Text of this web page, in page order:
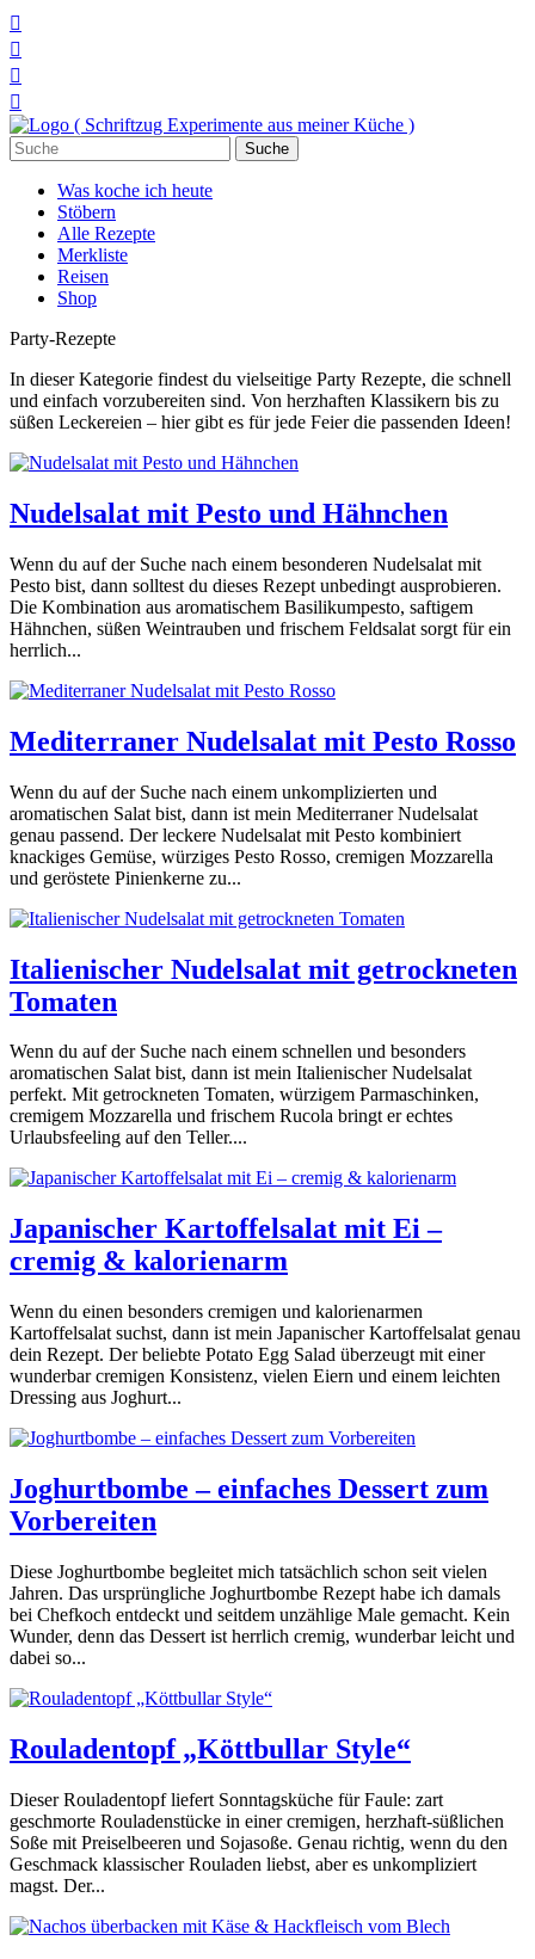




Suchen
nach:
Was koche ich heute
Stöbern
Alle Rezepte
Merkliste
Reisen
Shop
Party-Rezepte
In dieser Kategorie findest du vielseitige Party Rezepte, die schnell
und einfach vorzubereiten sind. Von herzhaften Klassikern bis zu
süßen Leckereien – hier gibt es für jede Feier die passenden Ideen!
Nudelsalat mit Pesto und Hähnchen
Wenn du auf der Suche nach einem besonderen Nudelsalat mit
Pesto bist, dann solltest du dieses Rezept unbedingt ausprobieren.
Die Kombination aus aromatischem Basilikumpesto, saftigem
Hähnchen, süßen Weintrauben und frischem Feldsalat sorgt für ein
herrlich...
Mediterraner Nudelsalat mit Pesto Rosso
Wenn du auf der Suche nach einem unkomplizierten und
aromatischen Salat bist, dann ist mein Mediterraner Nudelsalat
genau passend. Der leckere Nudelsalat mit Pesto kombiniert
knackiges Gemüse, würziges Pesto Rosso, cremigen Mozzarella
und geröstete Pinienkerne zu...
Italienischer Nudelsalat mit getrockneten
Tomaten
Wenn du auf der Suche nach einem schnellen und besonders
aromatischen Salat bist, dann ist mein Italienischer Nudelsalat
perfekt. Mit getrockneten Tomaten, würzigem Parmaschinken,
cremigem Mozzarella und frischem Rucola bringt er echtes
Urlaubsfeeling auf den Teller....
Japanischer Kartoffelsalat mit Ei –
cremig & kalorienarm
Wenn du einen besonders cremigen und kalorienarmen
Kartoffelsalat suchst, dann ist mein Japanischer Kartoffelsalat genau
dein Rezept. Der beliebte Potato Egg Salad überzeugt mit einer
wunderbar cremigen Konsistenz, vielen Eiern und einem leichten
Dressing aus Joghurt...
Joghurtbombe – einfaches Dessert zum
Vorbereiten
Diese Joghurtbombe begleitet mich tatsächlich schon seit vielen
Jahren. Das ursprüngliche Joghurtbombe Rezept habe ich damals
bei Chefkoch entdeckt und seitdem unzählige Male gemacht. Kein
Wunder, denn das Dessert ist herrlich cremig, wunderbar leicht und
dabei so...
Rouladentopf „Köttbullar Style“
Dieser Rouladentopf liefert Sonntagsküche für Faule: zart
geschmorte Rouladenstücke in einer cremigen, herzhaft-süßlichen
Soße mit Preiselbeeren und Sojasoße. Genau richtig, wenn du den
Geschmack klassischer Rouladen liebst, aber es unkompliziert
magst. Der...